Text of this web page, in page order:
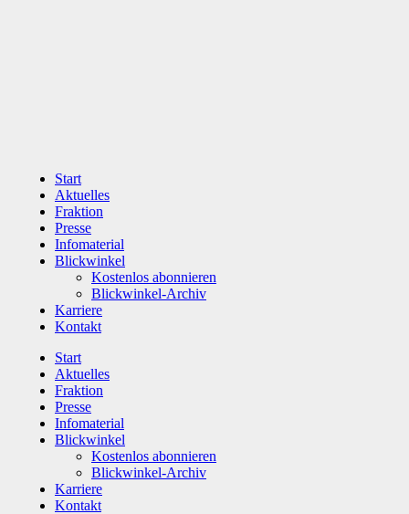
Start
Aktuelles
Fraktion
Presse
Infomaterial
Blickwinkel
Kostenlos abonnieren
Blickwinkel-Archiv
Karriere
Kontakt
Start
Aktuelles
Fraktion
Presse
Infomaterial
Blickwinkel
Kostenlos abonnieren
Blickwinkel-Archiv
Karriere
Kontakt